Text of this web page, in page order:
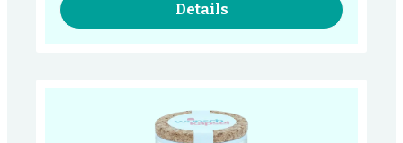
Details